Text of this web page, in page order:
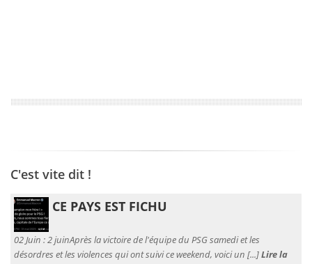
C'est vite dit !
CE PAYS EST FICHU
02 Juin :2 juinAprès la victoire de l'équipe du PSG samedi et les
désordres et les violences qui ont suivi ce weekend, voici un [...]Lire la